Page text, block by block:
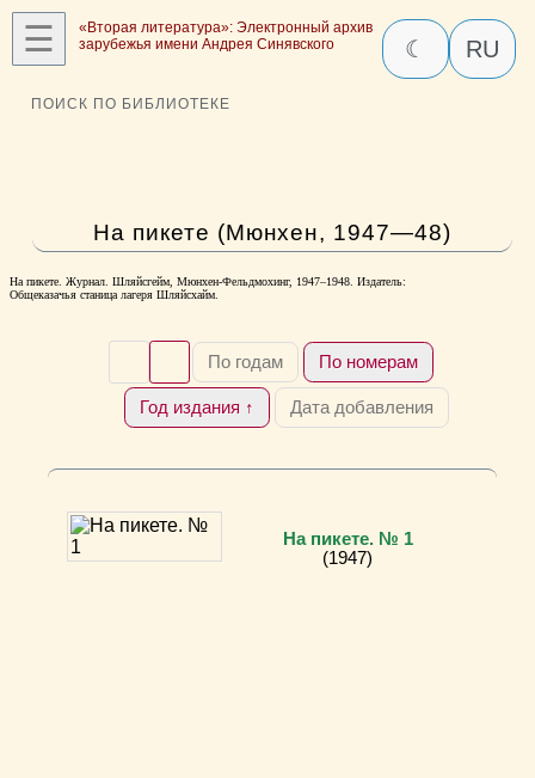
☰
«Вторая литература»: Электронный архив
зарубежья имени Андрея Синявского
☾ RU
ПОИСК ПО БИБЛИОТЕКЕ
На пикете (Мюнхен, 1947—48)
На пикете. Журнал. Шляйсгейм, Мюнхен-Фельдмохинг, 1947–1948. Издатель:
Общеказачья станица лагеря Шляйсхайм.
По годам По номерам
Год издания ↑ Дата добавления
На пикете. № 1
(1947)